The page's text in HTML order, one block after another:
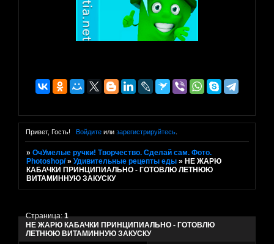
Привет, Гость! Войдитеили зарегистрируйтесь.
»ОчУмелые ручки! Творчество. Сделай сам. Фото.
Photoshop/ »Удивительные рецепты еды » НЕ ЖАРЮ
КАБАЧКИ ПРИНЦИПИАЛЬНО - ГОТОВЛЮ ЛЕТНЮЮ
ВИТАМИННУЮ ЗАКУСКУ
НЕ ЖАРЮ КАБАЧКИ ПРИНЦИПИАЛЬНО - ГОТОВЛЮ
ЛЕТНЮЮ ВИТАМИННУЮ ЗАКУСКУ
Страница:1